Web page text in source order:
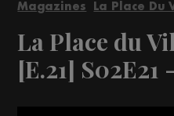
Magazines La Place Du
La Place du
[E.21] S02E21